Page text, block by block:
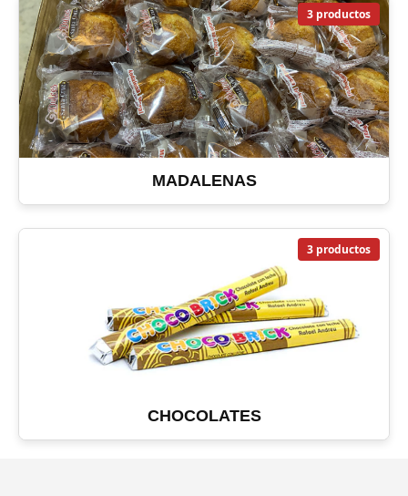
3 productos
MADALENAS
3 productos
CHOCOLATES